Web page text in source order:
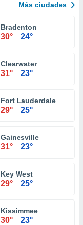
Más ciudades
Bradenton
30° 24°
Clearwater
31° 23°
Fort Lauderdale
29° 25°
Gainesville
31° 23°
Key West
29° 25°
Kissimmee
30° 23°